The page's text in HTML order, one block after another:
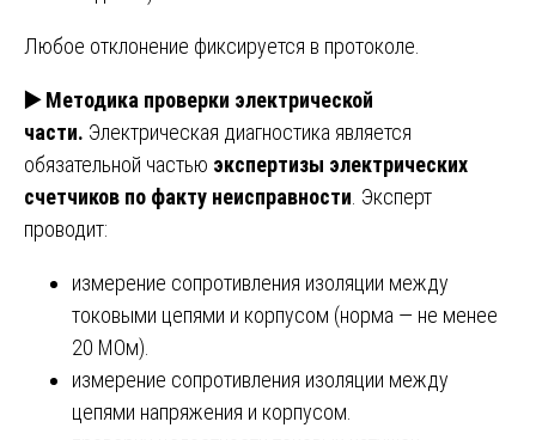
Любое отклонение фиксируется в протоколе.
▶️Методика проверки электрической
части. Электрическая диагностика является
обязательной частью экспертизы электрических
счетчиков по факту неисправности . Эксперт
проводит:
измерение сопротивления изоляции между
токовыми цепями и корпусом (норма — не менее
20 МОм).
измерение сопротивления изоляции между
цепями напряжения и корпусом.